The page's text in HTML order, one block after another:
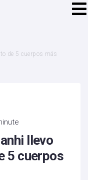
de 5 cuerpos más
llevo
5 cuerpos